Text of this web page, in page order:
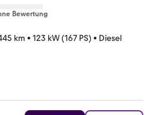
Bewertung
km • 123 kW (167 PS) • Diesel